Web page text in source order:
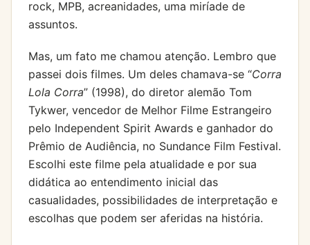
rock, MPB, acreanidades, uma miríade de
assuntos.
Mas, um fato me chamou atenção. Lembro que
passei dois filmes. Um deles chamava-se “Corra
Lola Corra” (1998), do diretor alemão Tom
Tykwer, vencedor de Melhor Filme Estrangeiro
pelo Independent Spirit Awards e ganhador do
Prêmio de Audiência, no Sundance Film Festival.
Escolhi este filme pela atualidade e por sua
didática ao entendimento inicial das
casualidades, possibilidades de interpretação e
escolhas que podem ser aferidas na história.